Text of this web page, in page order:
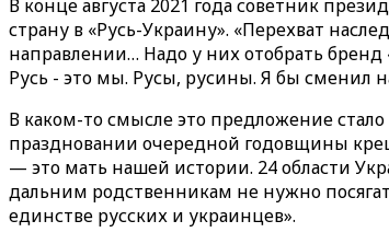
В конце августа 2021 года советник
страну в «Русь-Украину». «Перехват
направлении… Надо у них отобрать
Русь - это мы. Русы, русины. Я бы сменил
В каком-то смысле это предложение
праздновании очередной годовщины
— это мать нашей истории. 24 области
дальним родственникам не нужно
единстве русских и украинцев».